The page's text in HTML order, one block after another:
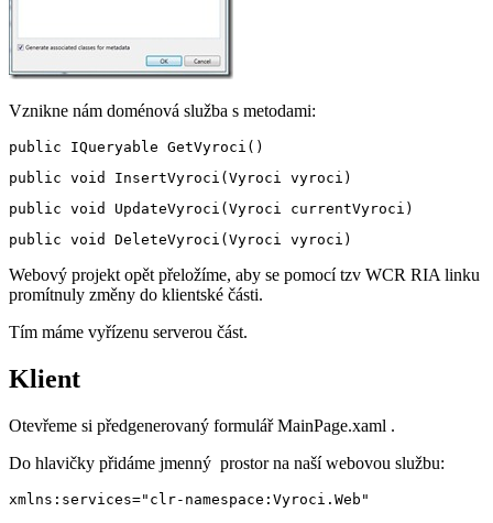
Vznikne nám doménová služba s metodami:
Webový projekt opět přeložíme, aby se pomocí tzv WCR RIA linku
promítnuly změny do klientské části.
Tím máme vyřízenu serverou část.
Klient
Otevřeme si předgenerovaný formulář MainPage.xaml .
Do hlavičky přidáme jmenný prostor na naší webovou službu: